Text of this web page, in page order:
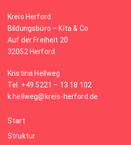
Kreis Herford
Bildungsbüro – Kita & Co
Auf der Freiheit 20
32052 Herford
Kristina Hellweg
Tel. +49 5221 – 13 18 102
k.hellweg@kreis-herford.de
Start
Struktur